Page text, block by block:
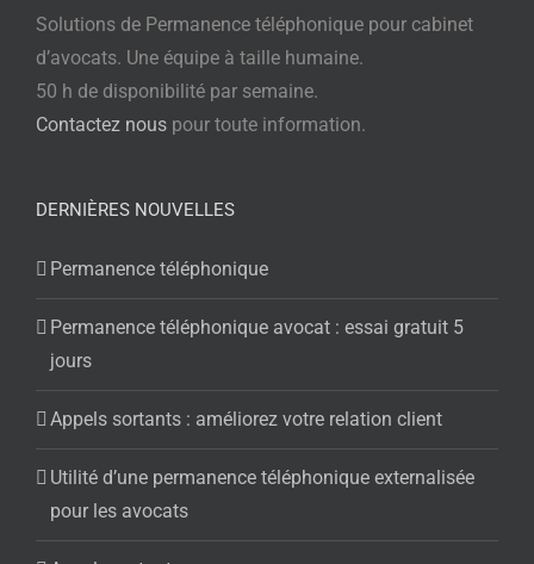
Solutions de Permanence téléphonique pour cabinet
d’avocats. Une équipe à taille humaine.
50 h de disponibilité par semaine.
Contactez nous pour toute information.
DERNIÈRES NOUVELLES
Permanence téléphonique
Permanence téléphonique avocat : essai gratuit 5
jours
Appels sortants : améliorez votre relation client
Utilité d’une permanence téléphonique externalisée
pour les avocats